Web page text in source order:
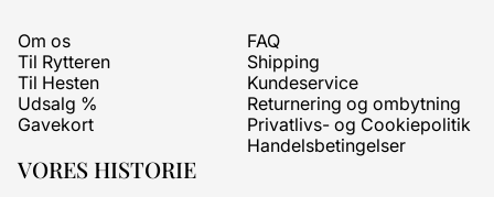
VORES HISTORIE
Om os
Til Rytteren
Til Hesten
Udsalg %
Gavekort
FAQ
Shipping
Kundeservice
Returnering og ombytning
Privatlivs- og Cookiepolitik
Handelsbetingelser